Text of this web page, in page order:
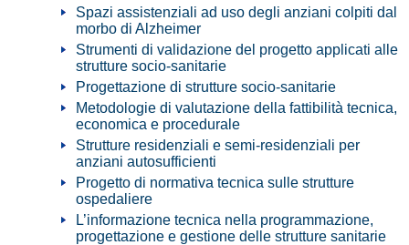
Spazi assistenziali ad uso degli anziani colpiti dal
morbo di Alzheimer
Strumenti di validazione del progetto applicati alle
strutture socio-sanitarie
Progettazione di strutture socio-sanitarie
Metodologie di valutazione della fattibilità tecnica,
economica e procedurale
Strutture residenziali e semi-residenziali per
anziani autosufficienti
Progetto di normativa tecnica sulle strutture
ospedaliere
L’informazione tecnica nella programmazione,
progettazione e gestione delle strutture sanitarie